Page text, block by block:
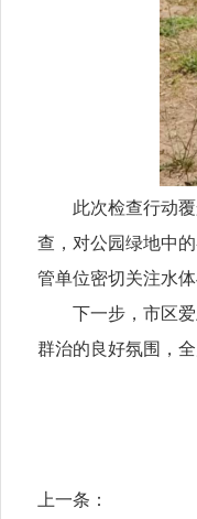
此次检查行动
查，对公园绿地中
管单位密切关注水
下一步，市区
群治的良好氛围，
上一条：